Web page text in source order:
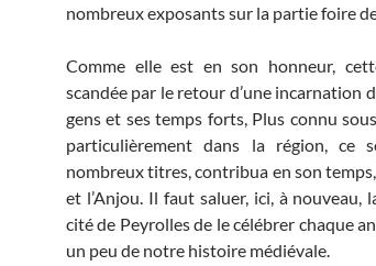
nombreux exposants sur la partie foire
Comme elle est en son honneur,
scandée par le retour d’une incarnation
gens et ses temps forts, Plus connu
particulièrement dans la région, ce
nombreux titres, contribua en son
et l’Anjou. Il faut saluer, ici, à
cité de Peyrolles de le célébrer chaque
un peu de notre histoire médiévale.